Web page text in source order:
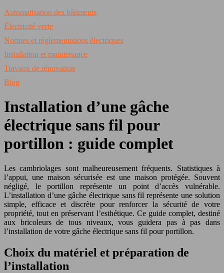
Automatisation des bâtiments
Électricité verte
Normes et réglementations électriques
Installation et maintenance
Travaux de rénovation
Blog
Installation d’une gâche
électrique sans fil pour
portillon : guide complet
Les cambriolages sont malheureusement fréquents. Statistiques à
l’appui, une maison sécurisée est une maison protégée. Souvent
négligé, le portillon représente un point d’accès vulnérable.
L’installation d’une gâche électrique sans fil représente une solution
simple, efficace et discrète pour renforcer la sécurité de votre
propriété, tout en préservant l’esthétique. Ce guide complet, destiné
aux bricoleurs de tous niveaux, vous guidera pas à pas dans
l’installation de votre gâche électrique sans fil pour portillon.
Choix du matériel et préparation de
l’installation